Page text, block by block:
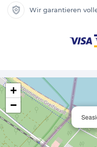
Wir garantieren
+
−